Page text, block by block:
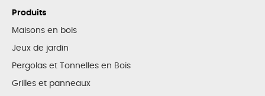
Produits
Maisons en bois
Jeux de jardin
Pergolas et Tonnelles en Bois
Grilles et panneaux